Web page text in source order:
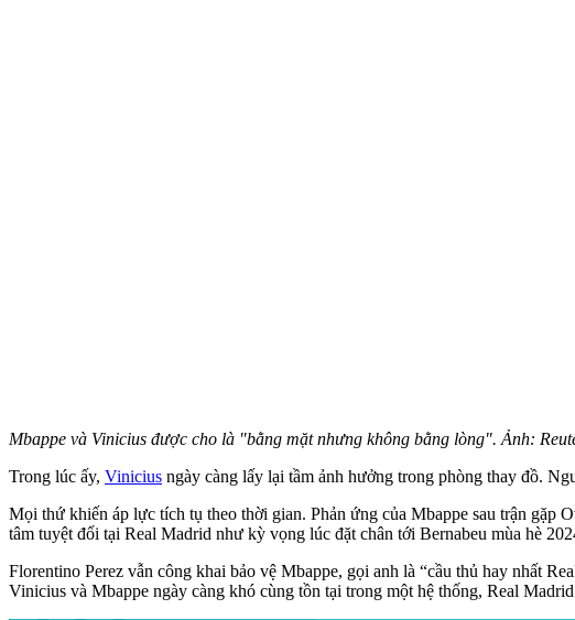
Mbappe và Vinicius được cho là "bằng mặt nhưng không bằng lòng". Ảnh:
Trong lúc ấy, Vinicius ngày càng lấy lại tầm ảnh hưởng trong phòng thay đồ.
Mọi thứ khiến áp lực tích tụ theo thời gian. Phản ứng của Mbappe sau trận gặp
tâm tuyệt đối tại Real Madrid như kỳ vọng lúc đặt chân tới Bernabeu mùa hè
Florentino Perez vẫn công khai bảo vệ Mbappe, gọi anh là “cầu thủ hay nhất
Vinicius và Mbappe ngày càng khó cùng tồn tại trong một hệ thống, Real